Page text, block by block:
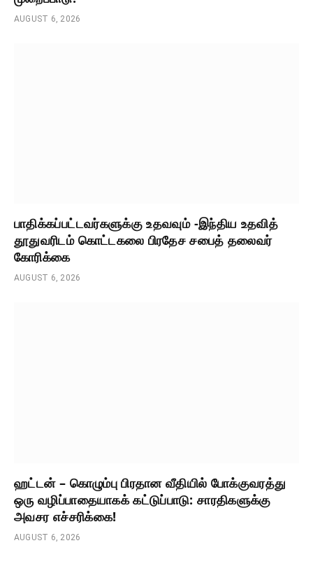
AUGUST 6, 2026
பாதிக்கப்பட்டவர்களுக்கு உதவவும் -இந்திய உதவித்
தூதுவரிடம் கொட்டகலை பிரதேச சபைத் தலைவர்
கோரிக்கை
AUGUST 6, 2026
ஹட்டன் – கொழும்பு பிரதான வீதியில் போக்குவரத்து
ஒரு வழிப்பாதையாகக் கட்டுப்பாடு: சாரதிகளுக்கு
அவசர எச்சரிக்கை!
AUGUST 6, 2026